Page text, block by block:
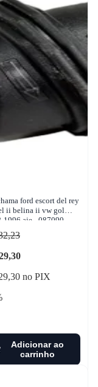
ford escort del rey
ii belina ii vw gol
1996 aje - 087090
no PIX
Adicionar ao
carrinho